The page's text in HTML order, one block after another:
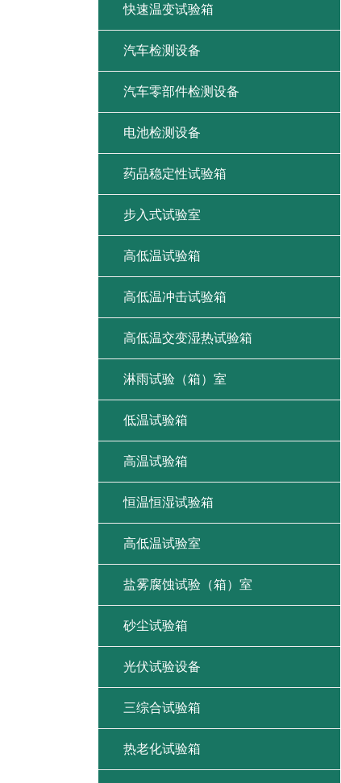
快速温变试验箱
汽车检测设备
汽车零部件检测设备
电池检测设备
药品稳定性试验箱
步入式试验室
高低温试验箱
高低温冲击试验箱
高低温交变湿热试验箱
淋雨试验（箱）室
低温试验箱
高温试验箱
恒温恒湿试验箱
高低温试验室
盐雾腐蚀试验（箱）室
砂尘试验箱
光伏试验设备
三综合试验箱
热老化试验箱